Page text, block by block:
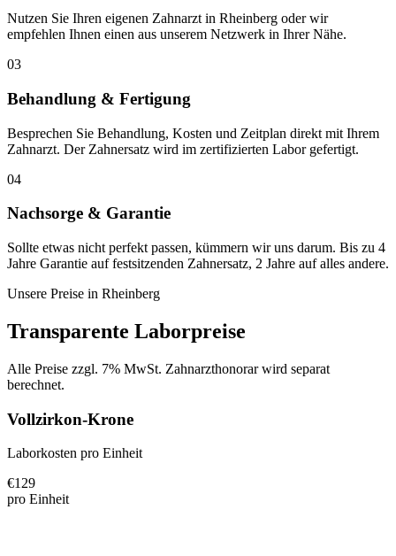
Nutzen Sie Ihren eigenen Zahnarzt in Rheinberg oder wir
empfehlen Ihnen einen aus unserem Netzwerk in Ihrer Nähe.
03
Behandlung & Fertigung
Besprechen Sie Behandlung, Kosten und Zeitplan direkt mit Ihrem
Zahnarzt. Der Zahnersatz wird im zertifizierten Labor gefertigt.
04
Nachsorge & Garantie
Sollte etwas nicht perfekt passen, kümmern wir uns darum. Bis zu 4
Jahre Garantie auf festsitzenden Zahnersatz, 2 Jahre auf alles andere.
Unsere Preise in Rheinberg
Transparente Laborpreise
Alle Preise zzgl. 7% MwSt. Zahnarzthonorar wird separat
berechnet.
Vollzirkon-Krone
Laborkosten pro Einheit
€129
pro Einheit